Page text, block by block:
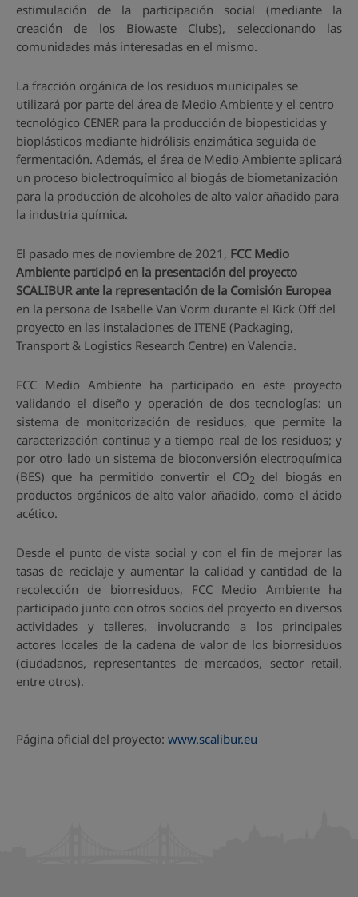
estimulación de la participación social (mediante la
creación de los Biowaste Clubs), seleccionando las
comunidades más interesadas en el mismo.
La fracción orgánica de los residuos municipales se
utilizará por parte del área de Medio Ambiente y el centro
tecnológico CENER para la producción de biopesticidas y
bioplásticos mediante hidrólisis enzimática seguida de
fermentación. Además, el área de Medio Ambiente aplicará
un proceso biolectroquímico al biogás de biometanización
para la producción de alcoholes de alto valor añadido para
la industria química.
El pasado mes de noviembre de 2021, FCC Medio
Ambiente participó en la presentación del proyecto
SCALIBUR ante la representación de la Comisión Europea
en la persona de Isabelle Van Vorm durante el Kick Off del
proyecto en las instalaciones de ITENE (Packaging,
Transport & Logistics Research Centre) en Valencia.
FCC Medio Ambiente ha participado en este proyecto
validando el diseño y operación de dos tecnologías: un
sistema de monitorización de residuos, que permite la
caracterización continua y a tiempo real de los residuos; y
por otro lado un sistema de bioconversión electroquímica
(BES) que ha permitido convertir el CO2 del biogás en
productos orgánicos de alto valor añadido, como el ácido
acético.
Desde el punto de vista social y con el fin de mejorar las
tasas de reciclaje y aumentar la calidad y cantidad de la
recolección de biorresiduos, FCC Medio Ambiente ha
participado junto con otros socios del proyecto en diversos
actividades y talleres, involucrando a los principales
actores locales de la cadena de valor de los biorresiduos
(ciudadanos, representantes de mercados, sector retail,
entre otros).
Página oficial del proyecto: www.scalibur.eu